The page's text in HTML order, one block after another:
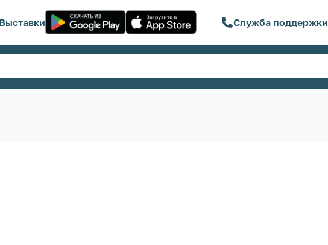
Выставки Служба поддержки